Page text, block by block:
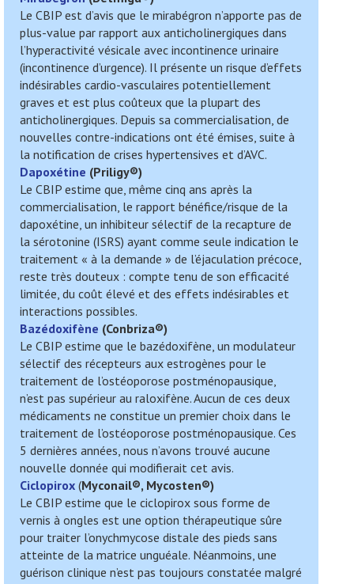
Le CBIP est d’avis que le mirabégron n’apporte pas de
plus-value par rapport aux anticholinergiques dans
l’hyperactivité vésicale avec incontinence urinaire
(incontinence d’urgence). Il présente un risque d’effets
indésirables cardio-vasculaires potentiellement
graves et est plus coûteux que la plupart des
anticholinergiques. Depuis sa commercialisation, de
nouvelles contre-indications ont été émises, suite à
la notification de crises hypertensives et d’AVC.
Dapoxétine (Priligy®)
Le CBIP estime que, même cinq ans après la
commercialisation, le rapport bénéfice/risque de la
dapoxétine, un inhibiteur sélectif de la recapture de
la sérotonine (ISRS) ayant comme seule indication le
traitement « à la demande » de l’éjaculation précoce,
reste très douteux : compte tenu de son efficacité
limitée, du coût élevé et des effets indésirables et
interactions possibles.
Bazédoxifène (Conbriza®)
Le CBIP estime que le bazédoxifène, un modulateur
sélectif des récepteurs aux estrogènes pour le
traitement de l’ostéoporose postménopausique,
n’est pas supérieur au raloxifène. Aucun de ces deux
médicaments ne constitue un premier choix dans le
traitement de l’ostéoporose postménopausique. Ces
5 dernières années, nous n’avons trouvé aucune
nouvelle donnée qui modifierait cet avis.
Ciclopirox (Myconail®, Mycosten®)
Le CBIP estime que le ciclopirox sous forme de
vernis à ongles est une option thérapeutique sûre
pour traiter l’onychmycose distale des pieds sans
atteinte de la matrice unguéale. Néanmoins, une
guérison clinique n’est pas toujours constatée malgré